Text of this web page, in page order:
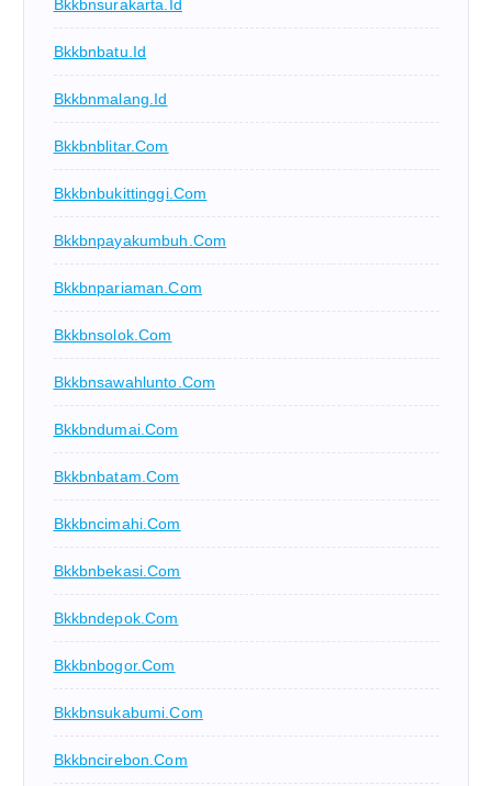
Bkkbnsurakarta.id
Bkkbnbatu.id
Bkkbnmalang.id
Bkkbnblitar.com
Bkkbnbukittinggi.com
Bkkbnpayakumbuh.com
Bkkbnpariaman.com
Bkkbnsolok.com
Bkkbnsawahlunto.com
Bkkbndumai.com
Bkkbnbatam.com
Bkkbncimahi.com
Bkkbnbekasi.com
Bkkbndepok.com
Bkkbnbogor.com
Bkkbnsukabumi.com
Bkkbncirebon.com